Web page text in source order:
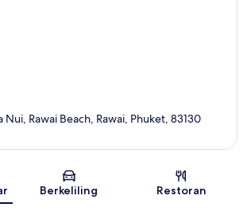
Peta
Nui, Rawai Beach, Rawai, Phuket, 83130
Berkeliling Restoran